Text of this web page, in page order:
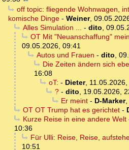
off topic: fliegende Wohnwagen,
komische Dinge - Weiner,
Alles Simulation ... - dito,
OT Mit "Neuanschaffung"
09.05.2026, 09:41
Autos und Frauen - dito,
Die Zeiten ändern sich
16:08
oT: - Dieter,
?- dito, 19.05.2026,
Er meint- D-Marker,
OT OT Trump hat es gerichtet-
Kurze Reise in eine andere Welt
10:36
Für Ulli: Reise, Reise,
10:51